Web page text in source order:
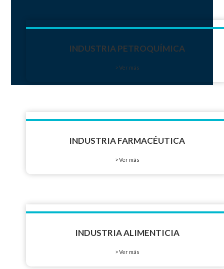
INDUSTRIA PETROQUÍMICA
> Ver más
INDUSTRIA FARMACÉUTICA
> Ver más
INDUSTRIA ALIMENTICIA
> Ver más